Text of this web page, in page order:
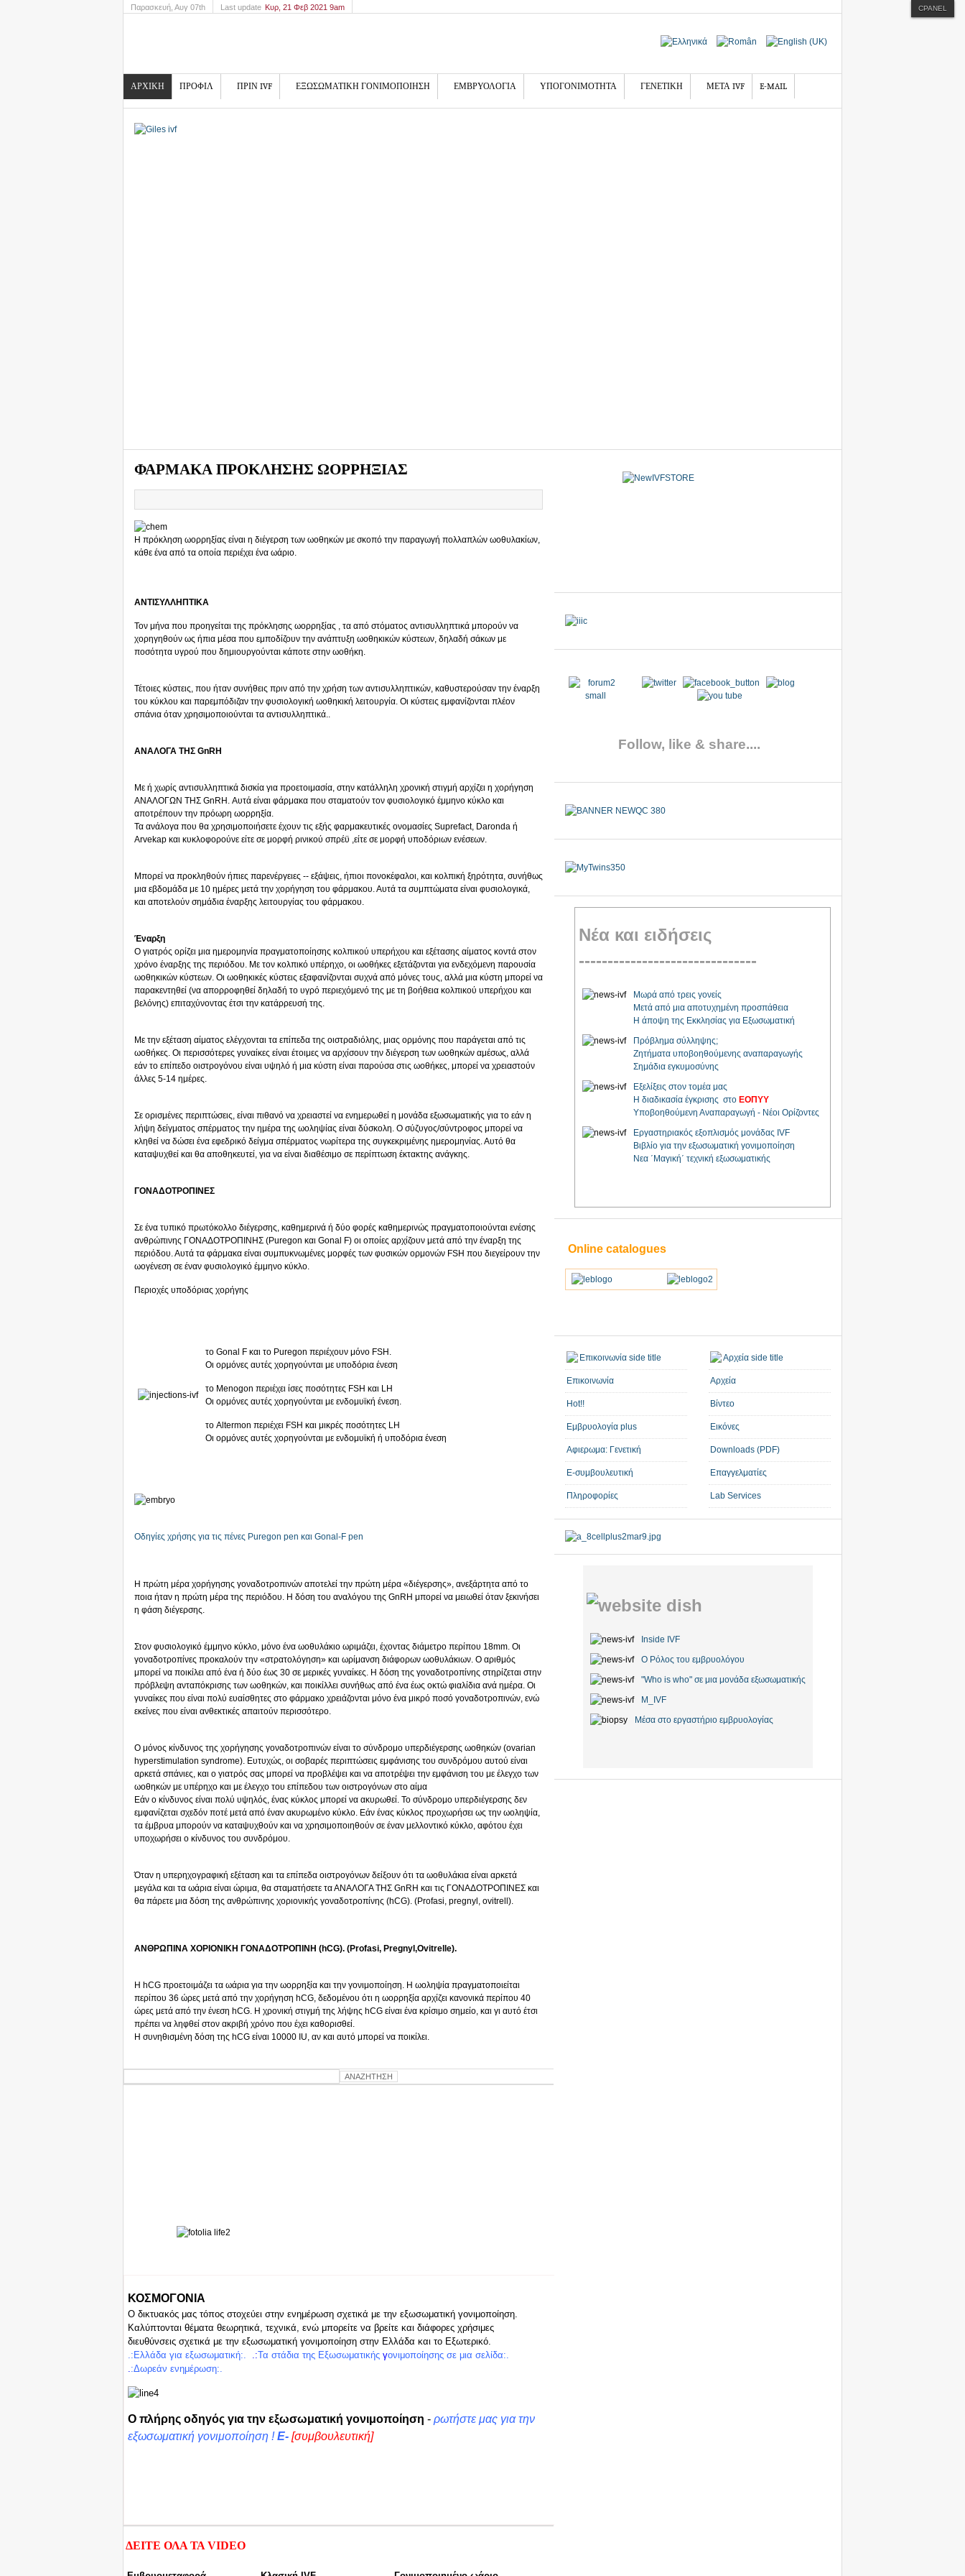
Παρασκευή , Αυγ 07th Last update Κυρ, 21 Φεβ 2021 9am
ΑΡΧΙΚΗ ΠΡΟΦΙΛ ΠΡΙΝ IVF ΕΞΩΣΩΜΑΤΙΚΗ ΓΟΝΙΜΟΠΟΙΗΣΗ ΕΜΒΡΥΟΛΟΓΙΑ ΥΠΟΓΟΝΙΜΟΤΗΤΑ ΓΕΝΕΤΙΚΗ ΜΕΤΑ IVF E-MAIL
CPANEL
ΦΑΡΜΑΚΑ ΠΡΟΚΛΗΣΗΣ ΩΟΡΡΗΞΙΑΣ
Η πρόκληση ωορρηξίας είναι η διέγερση των ωοθηκών με σκοπό την παραγωγή πολλαπλών ωοθυλακίων,
κάθε ένα από τα οποία περιέχει ένα ωάριο.
ΑΝΤΙΣΥΛΛΗΠΤΙΚΑ
Τον μήνα που προηγείται της πρόκλησης ωορρηξίας , τα από στόματος αντισυλληπτικά μπορούν να
χορηγηθούν ως ήπια μέσα που εμποδίζουν την ανάπτυξη ωοθηκικών κύστεων, δηλαδή σάκων με
ποσότητα υγρού που δημιουργούνται κάποτε στην ωοθήκη.
Τέτοιες κύστεις, που ήταν συνήθεις πριν από την χρήση των αντισυλληπτικών, καθυστερούσαν την έναρξη
του κύκλου και παρεμπόδιζαν την φυσιολογική ωοθηκική λειτουργία. Οι κύστεις εμφανίζονται πλέον
σπάνια όταν χρησιμοποιούνται τα αντισυλληπτικά..
ΑΝΑΛΟΓΑ ΤΗΣ GnRH
Με ή χωρίς αντισυλληπτικά δισκία για προετοιμασία, στην κατάλληλη χρονική στιγμή αρχίζει η χορήγηση
ΑΝΑΛΟΓΩΝ ΤΗΣ GnRH. Αυτά είναι φάρμακα που σταματούν τον φυσιολογικό έμμηνο κύκλο και
αποτρέπουν την πρόωρη ωορρηξία.
Τα ανάλογα που θα χρησιμοποιήσετε έχουν τις εξής φαρμακευτικές ονομασίες Suprefact, Daronda ή
Arvekap και κυκλοφορούνε είτε σε μορφή ρινικού σπρέϋ ,είτε σε μορφή υποδόριων ενέσεων.
Μπορεί να προκληθούν ήπιες παρενέργειες -- εξάψεις, ήπιοι πονοκέφαλοι, και κολπική ξηρότητα, συνήθως
μια εβδομάδα με 10 ημέρες μετά την χορήγηση του φάρμακου. Αυτά τα συμπτώματα είναι φυσιολογικά,
και αποτελούν σημάδια έναρξης λειτουργίας του φάρμακου.
Έναρξη
Ο γιατρός ορίζει μια ημερομηνία πραγματοποίησης κολπικού υπερήχου και εξέτασης αίματος κοντά στον
χρόνο έναρξης της περιόδου. Με τον κολπικό υπέρηχο, οι ωοθήκες εξετάζονται για ενδεχόμενη παρουσία
ωοθηκικών κύστεων. Οι ωοθηκικές κύστεις εξαφανίζονται συχνά από μόνες τους, αλλά μια κύστη μπορεί να
παρακεντηθεί (να απορροφηθεί δηλαδή το υγρό περιεχόμενό της με τη βοήθεια κολπικού υπερήχου και
βελόνης) επιταχύνοντας έτσι την κατάρρευσή της.
Με την εξέταση αίματος ελέγχονται τα επίπεδα της οιστραδιόλης, μιας ορμόνης που παράγεται από τις
ωοθήκες. Οι περισσότερες γυναίκες είναι έτοιμες να αρχίσουν την διέγερση των ωοθηκών αμέσως, αλλά
εάν το επίπεδο οιστρογόνου είναι υψηλό ή μια κύστη είναι παρούσα στις ωοθήκες, μπορεί να χρειαστούν
άλλες 5-14 ημέρες.
Σε ορισμένες περιπτώσεις, είναι πιθανό να χρειαστεί να ενημερωθεί η μονάδα εξωσωματικής για το εάν η
λήψη δείγματος σπέρματος την ημέρα της ωοληψίας είναι δύσκολη. Ο σύζυγος/σύντροφος μπορεί να
κληθεί να δώσει ένα εφεδρικό δείγμα σπέρματος νωρίτερα της συγκεκριμένης ημερομηνίας. Αυτό θα
καταψυχθεί και θα αποθηκευτεί, για να είναι διαθέσιμο σε περίπτωση έκτακτης ανάγκης.
ΓΟΝΑΔΟΤΡΟΠΙΝΕΣ
Σε ένα τυπικό πρωτόκολλο διέγερσης, καθημερινά ή δύο φορές καθημερινώς πραγματοποιούνται ενέσης
ανθρώπινης ΓΟΝΑΔΟΤΡΟΠΙΝΗΣ (Puregon και Gonal F) οι οποίες αρχίζουν μετά από την έναρξη της
περιόδου. Αυτά τα φάρμακα είναι συμπυκνωμένες μορφές των φυσικών ορμονών FSH που διεγείρουν την
ωογένεση σε έναν φυσιολογικό έμμηνο κύκλο.
Περιοχές υποδόριας χορήγης
το Gonal F και το Puregon περιέχουν μόνο FSH.
Οι ορμόνες αυτές χορηγούνται με υποδόρια ένεση
το Menogon περιέχει ίσες ποσότητες FSH και LH
Οι ορμόνες αυτές χορηγούνται με ενδομυϊκή ένεση.
το Altermon περιέχει FSH και μικρές ποσότητες LH
Οι ορμόνες αυτές χορηγούνται με ενδομυϊκή ή υποδόρια ένεση
Οδηγίες χρήσης για τις πένες Puregon pen και Gonal-F pen
Η πρώτη μέρα χορήγησης γοναδοτροπινών αποτελεί την πρώτη μέρα «διέγερσης», ανεξάρτητα από το
ποια ήταν η πρώτη μέρα της περιόδου. Η δόση του αναλόγου της GnRH μπορεί να μειωθεί όταν ξεκινήσει
η φάση διέγερσης.
Στον φυσιολογικό έμμηνο κύκλο, μόνο ένα ωοθυλάκιο ωριμάζει, έχοντας διάμετρο περίπου 18mm. Οι
γοναδοτροπίνες προκαλούν την «στρατολόγηση» και ωρίμανση διάφορων ωοθυλάκιων. Ο αριθμός
μπορεί να ποικίλει από ένα ή δύο έως 30 σε μερικές γυναίκες. Η δόση της γοναδοτροπίνης στηρίζεται στην
πρόβλεψη ανταπόκρισης των ωοθηκών, και ποικίλλει συνήθως από ένα έως οκτώ φιαλίδια ανά ημέρα. Οι
γυναίκες που είναι πολύ ευαίσθητες στο φάρμακο χρειάζονται μόνο ένα μικρό ποσό γοναδοτροπινών, ενώ
εκείνες που είναι ανθεκτικές απαιτούν περισσότερο.
Ο μόνος κίνδυνος της χορήγησης γοναδοτροπινών είναι το σύνδρομο υπερδιέγερσης ωοθηκών (ovarian
hyperstimulation syndrome). Ευτυχώς, οι σοβαρές περιπτώσεις εμφάνισης του συνδρόμου αυτού είναι
αρκετά σπάνιες, και ο γιατρός σας μπορεί να προβλέψει και να αποτρέψει την εμφάνιση του με έλεγχο των
ωοθηκών με υπέρηχο και με έλεγχο του επίπεδου των οιστρογόνων στο αίμα
Εάν ο κίνδυνος είναι πολύ υψηλός, ένας κύκλος μπορεί να ακυρωθεί. Το σύνδρομο υπερδιέγερσης δεν
εμφανίζεται σχεδόν ποτέ μετά από έναν ακυρωμένο κύκλο. Εάν ένας κύκλος προχωρήσει ως την ωοληψία,
τα έμβρυα μπορούν να καταψυχθούν και να χρησιμοποιηθούν σε έναν μελλοντικό κύκλο, αφότου έχει
υποχωρήσει ο κίνδυνος του συνδρόμου.
Όταν η υπερηχογραφική εξέταση και τα επίπεδα οιστρογόνων δείξουν ότι τα ωοθυλάκια είναι αρκετά
μεγάλα και τα ωάρια είναι ώριμα, θα σταματήσετε τα ΑΝΑΛΟΓΑ ΤΗΣ GnRH και τις ΓΟΝΑΔΟΤΡΟΠΙΝΕΣ και
θα πάρετε μια δόση της ανθρώπινης χοριονικής γοναδοτροπίνης (hCG). (Profasi, pregnyl, ovitrell).
ΑΝΘΡΩΠΙΝΑ ΧΟΡΙΟΝΙΚΗ ΓΟΝΑΔΟΤΡΟΠΙΝΗ (hCG). (Profasi, Pregnyl,Ovitrelle).
H hCG προετοιμάζει τα ωάρια για την ωορρηξία και την γονιμοποίηση. Η ωοληψία πραγματοποιείται
περίπου 36 ώρες μετά από την χορήγηση hCG, δεδομένου ότι η ωορρηξία αρχίζει κανονικά περίπου 40
ώρες μετά από την ένεση hCG. Η χρονική στιγμή της λήψης hCG είναι ένα κρίσιμο σημείο, και γι αυτό έτσι
πρέπει να ληφθεί στον ακριβή χρόνο που έχει καθορισθεί.
Η συνηθισμένη δόση της hCG είναι 10000 IU, αν και αυτό μπορεί να ποικίλει.
ΚΟΣΜΟΓΟΝΙΑ
Ο δικτυακός μας τόπος στοχεύει στην ενημέρωση σχετικά με την εξωσωματική γονιμοποίηση.
Καλύπτονται θέματα θεωρητικά, τεχνικά, ενώ μπορείτε να βρείτε και διάφορες χρήσιμες
διευθύνσεις σχετικά με την εξωσωματική γονιμοποίηση στην Ελλάδα και το Εξωτερικό.
.:Ελλάδα για εξωσωματική:. .:Τα στάδια της Εξωσωματικής γονιμοποίησης σε μια σελίδα:.
.:Δωρεάν ενημέρωση:.
Ο πλήρης οδηγός για την εξωσωματική γονιμοποίηση - ρωτήστε μας για την
εξωσωματική γονιμοποίηση !E- [συμβουλευτική]
ΔΕΙΤΕ ΟΛΑ ΤΑ VIDEO
Follow, like & share....
Νέα και ειδήσεις
-------------------------------
Μωρά από τρεις γονείς
Μετά από μια αποτυχημένη προσπάθεια
Η άποψη της Εκκλησίας για Εξωσωματική
Πρόβλημα σύλληψης;
Ζητήματα υποβοηθούμενης αναπαραγωγής
Σημάδια εγκυμοσύνης
Εξελίξεις στον τομέα μας
Η διαδικασία έγκρισης στο ΕΟΠΥΥ
Υποβοηθούμενη Αναπαραγωγή - Νέοι Ορίζοντες
Εργαστηριακός εξοπλισμός μονάδας IVF
Βιβλίο για την εξωσωματική γονιμοποίηση
Νεα ΄Μαγική΄ τεχνική εξωσωματικής
Online catalogues
Επικοινωνία
Hot!!
Εμβρυολογία plus
Αφιερωμα: Γενετική
E-συμβουλευτική
Πληροφορίες
Αρχεία
Βίντεο
Εικόνες
Downloads (PDF)
Επαγγελματίες
Lab Services
Inside IVF
Ο Ρόλος του εμβρυολόγου
"Who is who" σε μια μονάδα εξωσωματικής
M_IVF
Μέσα στο εργαστήριο εμβρυολογίας